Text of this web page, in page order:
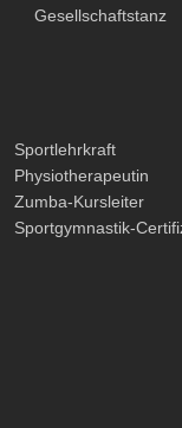
Gesellschaftstanz
Sportlehrkraft
Physiotherapeutin
Zumba-Kursleiter
Sportgymnastik-